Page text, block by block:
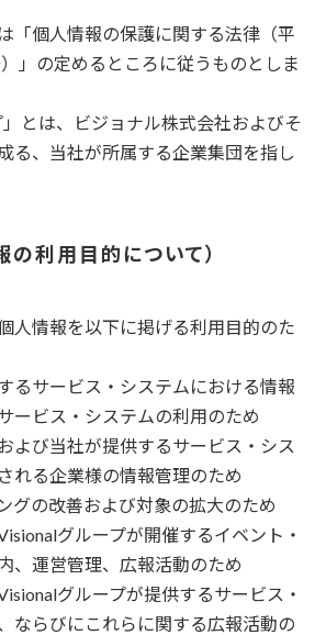
「個人情報の保護に関する法律（平
」の定めるところに従うものとしま
」とは、ビジョナル株式会社およびそ
る、当社が所属する企業集団を指し
の利用目的について
人情報を以下に掲げる利用目的のた
るサービス・システムにおける情報
ービス・システムの利用のため
よび当社が提供するサービス・シス
れる企業様の情報管理のため
グの改善および対象の拡大のため
グループが開催するイベント・
、運営管理、広報活動のため
グループが提供するサービス・
ならびにこれらに関する広報活動の